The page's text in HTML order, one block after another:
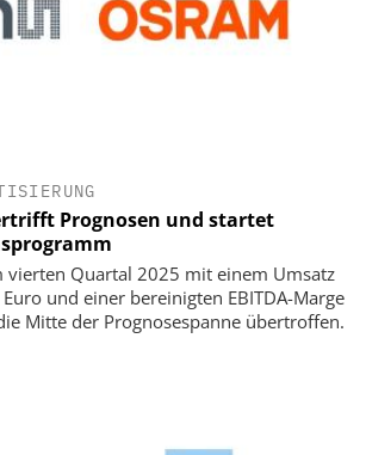
Prognosen und startet
vierten Quartal 2025 mit einem Umsatz
und einer bereinigten EBITDA-Marge
Mitte der Prognosespanne übertroffen.